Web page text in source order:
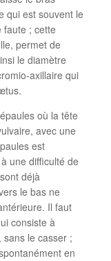
qui est souvent le
faute ; cette
permet de
le diamètre
axillaire qui
où la tête
avec une
est
une difficulté de
déjà
le bas ne
Il faut
consiste à
le casser ;
en